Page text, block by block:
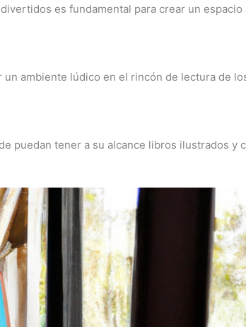
es fundamental para crear un
ambiente lúdico en el rincón de lectura de
puedan tener a su alcance libros ilustrados y